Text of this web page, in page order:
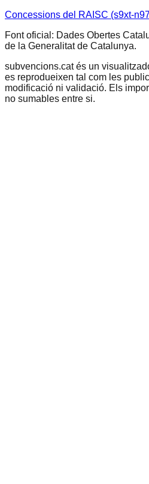
Concessions del RAISC (s9xt-
Font oficial: Dades Obertes
de la Generalitat de Catalunya.
subvencions.cat és un
es reprodueixen tal com les
modificació ni validació. Els
no sumables entre si.